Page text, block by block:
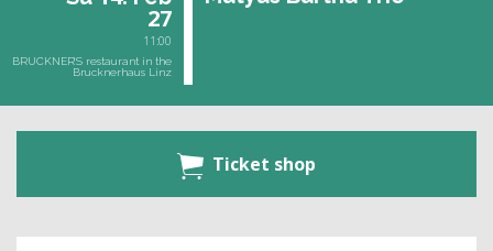
27
11:00
BRUCKNER’S restaurant in the
Brucknerhaus Linz
Ticket shop